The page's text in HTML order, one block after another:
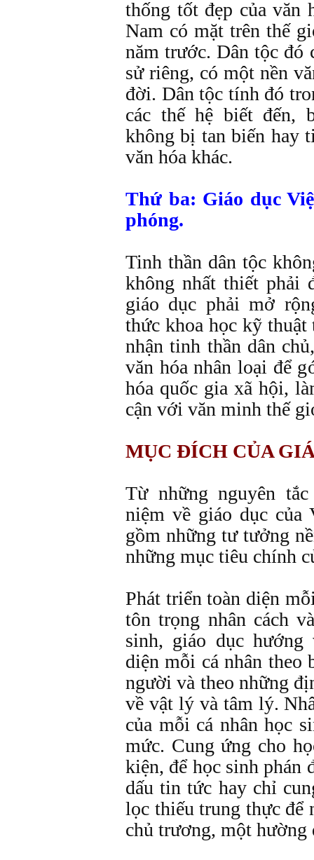
thống tốt đẹp của văn
Nam có mặt trên thế
năm trước. Dân tộc
sử riêng, có một nền
đời. Dân tộc tính đó
các thế hệ biết đến,
không bị tan biến hay
văn hóa khác.
Thứ ba: Giáo dục
phóng.
Tinh thần dân tộc
không nhất thiết phải
giáo dục phải mở
thức khoa học kỹ
nhận tinh thần dân
văn hóa nhân loại để
hóa quốc gia xã hội,
cận với văn minh thế
MỤC ĐÍCH CỦA
Từ những nguyên
niệm về giáo dục của
gồm những tư tưởng
những mục tiêu chính
Phát triển toàn diện
tôn trọng nhân cách
sinh, giáo dục
diện mỗi cá nhân theo
người và theo những
về vật lý và tâm lý.
của mỗi cá nhân học
mức. Cung ứng cho
kiện, để học sinh phán
dấu tin tức hay chỉ
lọc thiếu trung thực để
chủ trương, một hường